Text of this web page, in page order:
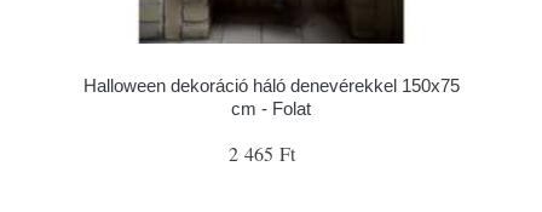
Halloween dekoráció háló denevérekkel 150x75
cm - Folat
2 465 Ft